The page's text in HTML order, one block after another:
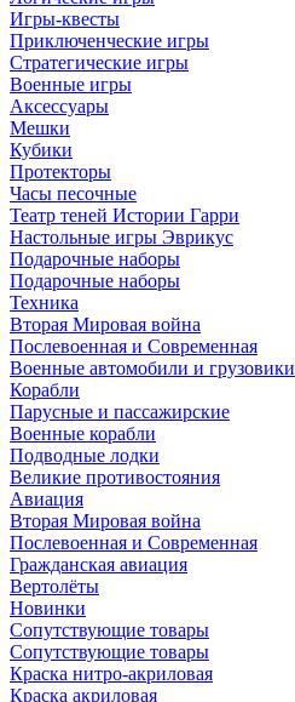
Игры-квесты
Приключенческие игры
Стратегические игры
Военные игры
Аксессуары
Мешки
Кубики
Протекторы
Часы песочные
Театр теней Истории Гарри
Настольные игры Эврикус
Подарочные наборы
Подарочные наборы
Техника
Вторая Мировая война
Послевоенная и Современная
Военные автомобили и грузовики
Корабли
Парусные и пассажирские
Военные корабли
Подводные лодки
Великие противостояния
Авиация
Вторая Мировая война
Послевоенная и Современная
Гражданская авиация
Вертолёты
Новинки
Сопутствующие товары
Сопутствующие товары
Краска нитро-акриловая
Краска акриловая